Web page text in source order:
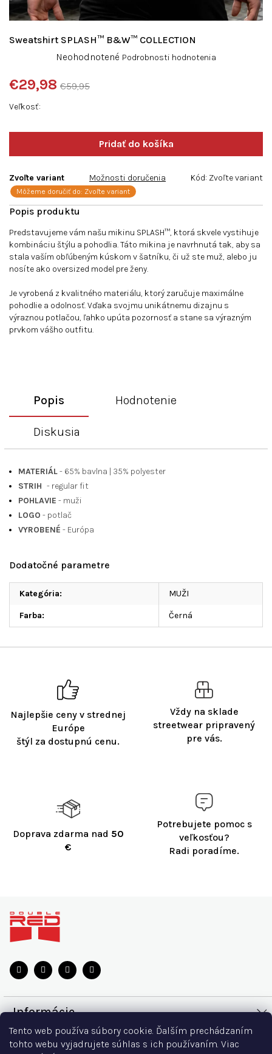
Tento web používa súbory cookie. Ďalším prechádzaním
tohto webu vyjadrujete súhlas s ich používaním. Viac
Predstavujeme vám našu mikinu SPLASH™, ktorá skvele vystihuje
kombináciu štýlu a pohodlia. Táto mikina je navrhnutá tak, aby sa
stala vaším obľúbeným kúskom v šatníku, či už ste muž, alebo ju
nosíte ako oversized model pre ženy.
Je vyrobená z kvalitného materiálu, ktorý zaručuje maximálne
pohodlie a odolnosť. Vďaka svojmu unikátnemu dizajnu s
výraznou potlačou, ľahko upúta pozornosť a stane sa výrazným
prvkom vášho outfitu.
Veľkosť
€59,95
€29,98
cena:
Zvoľte variant
Môžeme doručiť do: Zvoľte variant
Možnosti doručenia Kód: Zvoľte variant
Sweatshirt SPLASH™ B&W™ COLLECTION
produktu
je
0,0
Neohodnotené Podrobnosti hodnotenia
Najlepšie ceny v strednej
Európe
štýl za dostupnú cenu.
Vždy na sklade
streetwear pripravený
pre vás.
Doprava zdarma nad 50
€
Potrebujete pomoc s
veľkosťou?
Radi poradíme.
Popis Hodnotenie
Diskusia
MATERIÁL- 65% bavlna | 35% polyester
STRIH - regular fit
POHLAVIE - muži
LOGO - potlač
VYROBENÉ - Európa
Dodatočné parametre
Kategória: MUŽI
Farba: Černá
Informácie
Doprava a platba
Všetko o nákupe